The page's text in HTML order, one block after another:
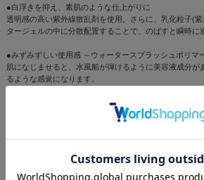
●白浮きを抑え、素肌のような仕上がりに
透明感の高い紫外線散乱剤を使用。さらに、乳化粒子(
タージェルの中に分散配置することで、のばすと瞬時に
●みずみずしい使用感 ～ウォータースプラッシュポリマ
肌になじませると、水風船が弾けるように美容液成分が
るような感覚になります。
◆無香料、アレルギーテスト済※12
※2 マリークワントのコスメ内におけるSPF50+、
※4 カエサルピニアスピノサ果実エキス、カッパフィカ
※5 コトジツノマタ/ミツイシコンブ/ヒトエグサ葉状体